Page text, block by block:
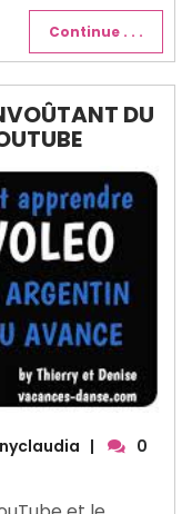
Continue . . .
DU
|
0